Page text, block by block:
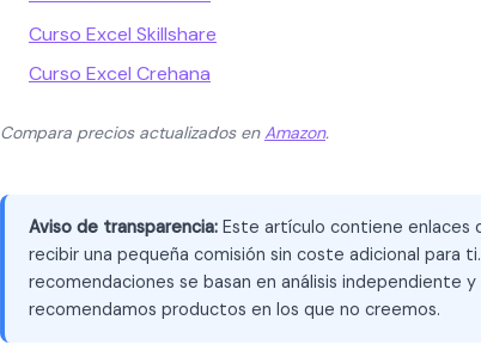
Curso Excel Skillshare
Curso Excel Crehana
Compara precios actualizados enAmazon.
Aviso de transparencia: Este artículo contiene enlaces
recibir una pequeña comisión sin coste adicional para
recomendaciones se basan en análisis independiente
recomendamos productos en los que no creemos.